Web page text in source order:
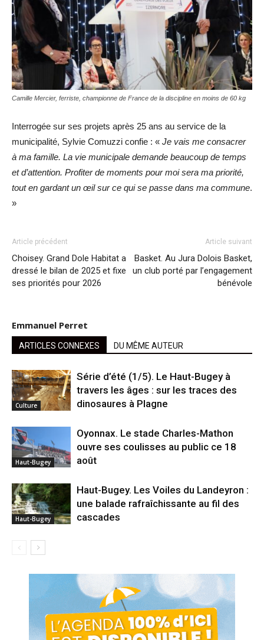
Camille Mercier, ferriste, championne de France de la discipline en moins de 60 kg
Interrogée sur ses projets après 25 ans au service de la
municipalité, Sylvie Comuzzi confie : « Je vais me consacrer
à ma famille. La vie municipale demande beaucoup de temps
et d’attention. Profiter de moments pour moi sera ma priorité,
tout en gardant un œil sur ce qui se passe dans ma commune.
»
Article précédent
Choisey. Grand Dole Habitat a
dressé le bilan de 2025 et fixe
ses priorités pour 2026
Article suivant
Basket. Au Jura Dolois Basket,
un club porté par l’engagement
bénévole
Emmanuel Perret
ARTICLES CONNEXES DU MÊME AUTEUR
Culture
Série d’été (1/5). Le Haut-Bugey à
travers les âges : sur les traces des
dinosaures à Plagne
Haut-Bugey
Oyonnax. Le stade Charles-Mathon
ouvre ses coulisses au public ce 18
août
Haut-Bugey
Haut-Bugey. Les Voiles du Landeyron :
une balade rafraîchissante au fil des
cascades